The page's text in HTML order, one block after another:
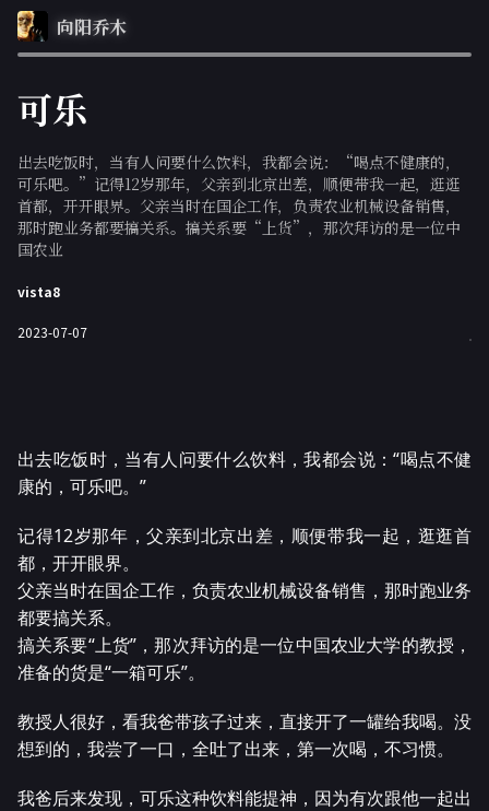
向阳乔木
可乐
出去吃饭时，当有人问要什么饮料，我都会说：“喝点不健康的，
可乐吧。”记得12岁那年，父亲到北京出差，顺便带我一起，逛逛
首都，开开眼界。父亲当时在国企工作，负责农业机械设备销售，
那时跑业务都要搞关系。搞关系要“上货”，那次拜访的是一位中
国农业
vista8
2023-07-07
出去吃饭时，当有人问要什么饮料，我都会说：“喝点不健
康的，可乐吧。”
记得12岁那年，父亲到北京出差，顺便带我一起，逛逛首
都，开开眼界。
父亲当时在国企工作，负责农业机械设备销售，那时跑业务
都要搞关系。
搞关系要“上货”，那次拜访的是一位中国农业大学的教授，
准备的货是“一箱可乐”。
教授人很好，看我爸带孩子过来，直接开了一罐给我喝。没
想到的，我尝了一口，全吐了出来，第一次喝，不习惯。
我爸后来发现，可乐这种饮料能提神，因为有次跟他一起出